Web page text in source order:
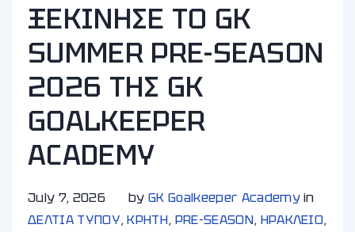
ΞΕΚΙΝΗΣΕ ΤΟ GK
SUMMER PRE-SEASON
2026 ΤΗΣ GK
GOALKEEPER
ACADEMY
July 7, 2026 byGK Goalkeeper Academyin
ΔΕΛΤΙΑ ΤΥΠΟΥ,ΚΡΗΤΗ, PRE-SEASON, ΗΡΑΚΛΕΙΟ,